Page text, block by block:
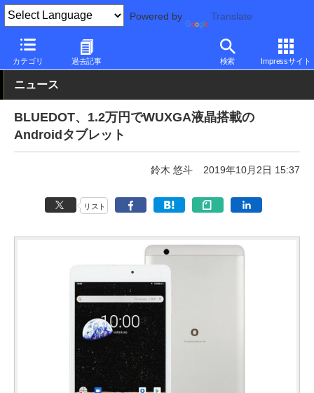
Powered by Translate
カテゴリ 過去記事 検索 Impressサイト
PC Watch パソコン/タブレット/スマートフォン タブレット
ニュース
BLUEDOT、1.2万円でWUXGA液晶搭載の
Androidタブレット
鈴木 悠斗 2019年10月2日 15:37
リスト